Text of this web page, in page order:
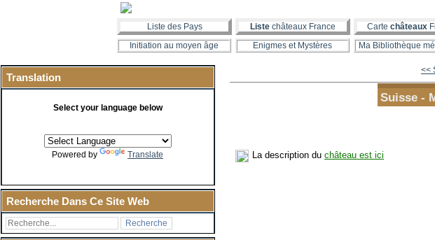
Liste des Pays Liste châteaux France Carte châteaux
Initiation au moyen âge
Enigmes et Mystères Ma Bibliothèque
Translation
Select your language below
Powered by Translate
Recherche Dans Ce Site Web
<<
Suisse -
La description duchâteau est ici